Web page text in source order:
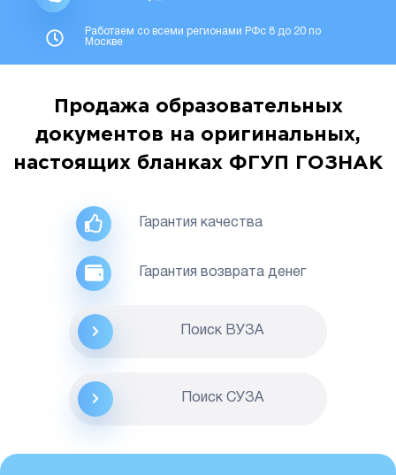
Работаем со всеми регионами РФс 8 до 20 по
Москве
Продажа образовательных
документов на оригинальных,
настоящих бланках ФГУП ГОЗНАК
Гарантия качества
Гарантия возврата денег
Поиск ВУЗА
Поиск CУЗА